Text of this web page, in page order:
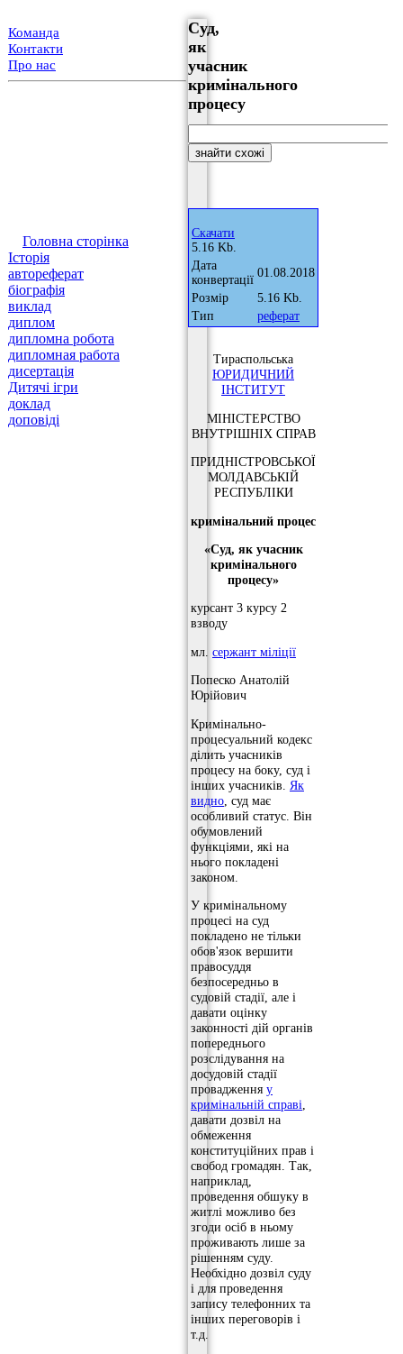
Команда
Контакти
Про нас
Головна сторінка
Історія
автореферат
біографія
виклад
диплом
дипломна робота
дипломная работа
дисертація
Дитячі ігри
доклад
доповіді
Суд,
як
учасник
кримінального
процесу
Скачати
5.16 Kb.
Дата
конвертації
01.08.2018
Розмір
5.16 Kb.
Тип
реферат
Тираспольська
ЮРИДИЧНИЙ
ІНСТИТУТ
МІНІСТЕРСТВО
ВНУТРІШНІХ СПРАВ
ПРИДНІСТРОВСЬКОЇ
МОЛДАВСЬКІЙ
РЕСПУБЛІКИ
кримінальний процес
«Суд, як учасник
кримінального
процесу»
курсант 3 курсу 2
взводу
мл. сержант міліції
Попеско Анатолій
Юрійович
Кримінально-
процесуальний кодекс
ділить учасників
процесу на боку, суд і
інших учасників. Як
видно , суд має
особливий статус. Він
обумовлений
функціями, які на
нього покладені
законом.
У кримінальному
процесі на суд
покладено не тільки
обов'язок вершити
правосуддя
безпосередньо в
судовій стадії, але і
давати оцінку
законності дій органів
попереднього
розслідування на
досудовій стадії
провадження у
кримінальній справі
давати дозвіл на
обмеження
конституційних прав і
свобод громадян. Так,
наприклад,
проведення обшуку в
житлі можливо без
згоди осіб в ньому
проживають лише за
рішенням суду.
Необхідно дозвіл суду
і для проведення
запису телефонних та
інших переговорів і
т.д.